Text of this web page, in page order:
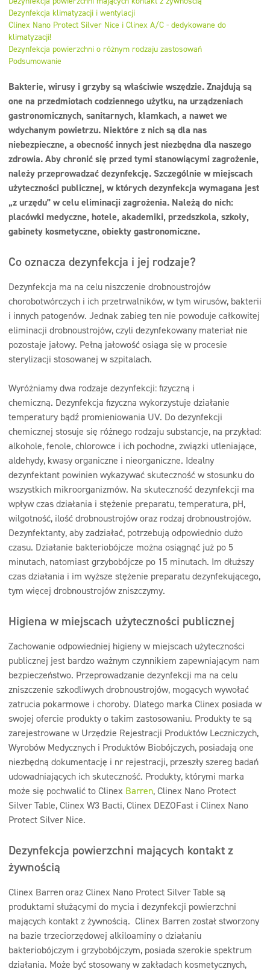
Dezynfekcja
Linia ekonomiczna
Dozowniki
Bakterie, wirusy i grzyby są właściwie wszędzie. Znajdują są
one na przedmiotach codziennego użytku, na urządzeniach
gastronomicznych, sanitarnych, klamkach, a nawet we
wdychanym powietrzu. Niektóre z nich są dla nas
niebezpieczne, a obecność innych jest niezbędna dla naszego
zdrowia. Aby chronić się przed tymi stanowiącymi zagrożenie,
należy przeprowadzać dezynfekcję. Szczególnie w miejscach
użyteczności publicznej, w których dezynfekcja wymagana jest
„z urzędu” w celu eliminacji zagrożenia. Należą do nich:
placówki medyczne, hotele, akademiki, przedszkola, szkoły,
gabinety kosmetyczne, obiekty gastronomiczne.
Co oznacza dezynfekcja i jej rodzaje?
Dezynfekcja ma na celu niszczenie drobnoustrojów
chorobotwórczych i ich przetrwalników, w tym wirusów, bakterii
i innych patogenów. Jednak zabieg ten nie powoduje całkowitej
eliminacji drobnoustrojów, czyli dezynfekowany materiał nie
pozostaje jałowy. Pełną jałowość osiąga się w procesie
sterylizacji stosowanej w szpitalach.
Wyróżniamy dwa rodzaje dezynfekcji: fizyczną i
chemiczną. Dezynfekcja fizyczna wykorzystuje działanie
temperatury bądź promieniowania UV. Do dezynfekcji
chemicznej stosuje się różnego rodzaju substancje, na przykład:
alkohole, fenole, chlorowce i ich pochodne, związki utleniające,
aldehydy, kwasy organiczne i nieorganiczne. Idealny
dezynfektant powinien wykazywać skuteczność w stosunku do
wszystkich mikroorganizmów. Na skuteczność dezynfekcji ma
wpływ czas działania i stężenie preparatu, temperatura, pH,
wilgotność, ilość drobnoustrojów oraz rodzaj drobnoustrojów.
Dezynfektanty, aby zadziałać, potrzebują odpowiednio dużo
czasu. Działanie bakteriobójcze można osiągnąć już po 5
minutach, natomiast grzybobójcze po 15 minutach. Im dłuższy
czas działania i im wyższe stężenie preparatu dezynfekującego,
tym więcej drobnoustrojów zniszczymy.
Higiena w miejscach użyteczności publicznej
Zachowanie odpowiedniej higieny w miejscach użyteczności
publicznej jest bardzo ważnym czynnikiem zapewniającym nam
bezpieczeństwo. Przeprowadzanie dezynfekcji ma na celu
zniszczenie szkodliwych drobnoustrojów, mogących wywołać
zatrucia pokarmowe i choroby. Dlatego marka Clinex posiada w
swojej ofercie produkty o takim zastosowaniu. Produkty te są
zarejestrowane w Urzędzie Rejestracji Produktów Leczniczych,
Wyrobów Medycznych i Produktów Biobójczych, posiadają one
niezbędną dokumentację i nr rejestracji, przeszły szereg badań
udowadniających ich skuteczność. Produkty, którymi marka
może się pochwalić to Clinex Barren, Clinex Nano Protect
Silver Table, Clinex W3 Bacti, Clinex DEZOFast i Clinex Nano
Protect Silver Nice.
Dezynfekcja powierzchni mających kontakt z
żywnością
Clinex Barren oraz Clinex Nano Protect Silver Table są
produktami służącymi do mycia i dezynfekcji powierzchni
mających kontakt z żywnością. Clinex Barren został stworzony
na bazie trzeciorzędowej alkiloaminy o działaniu
bakteriobójczym i grzybobójczym, posiada szerokie spektrum
działania. Może być stosowany w zakładach kosmetycznych,
Dezynfekcja klimatyzacji i wentylacji
Clinex Nano Protect Silver Nice i Clinex A/C - dedykowane do
klimatyzacji!
Dezynfekcja powierzchni o różnym rodzaju zastosowań
Podsumowanie